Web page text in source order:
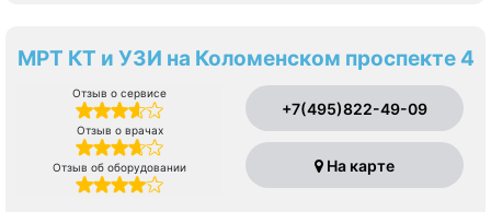
МРТ КТ и УЗИ на Коломенском проспекте 4
Отзыв о сервисе
Отзыв о врачах
Отзыв об оборудовании
+7(495)822-49-09
На карте